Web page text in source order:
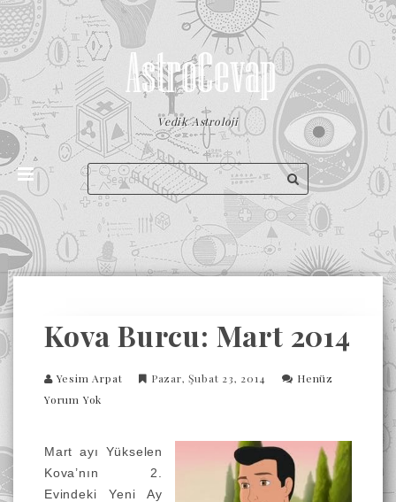
Vedik Astroloji
Kova Burcu: Mart 2014
Yesim Arpat Pazar, Şubat 23, 2014
Henüz
Yorum Yok
Mart ayı Yükselen
Kova’nın 2.
Evindeki Yeni Ay